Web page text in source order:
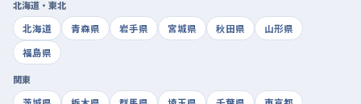
北海道・東北
北海道
青森県 岩手県 宮城県 秋田県
山形県
福島県
関東